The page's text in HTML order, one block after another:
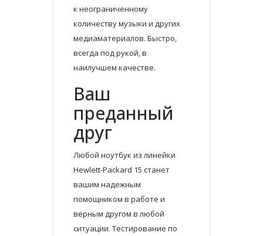
к неограниченному
количеству музыки и других
медиаматериалов. Быстро,
всегда под рукой, в
наилучшем качестве.
Ваш
преданный
друг
Любой ноутбук из линейки
Hewlett-Packard 15 станет
вашим надежным
помощником в работе и
верным другом в любой
ситуации. Тестирование по